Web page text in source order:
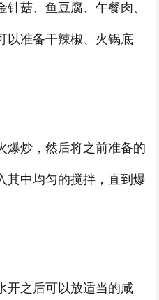
菇、鱼豆腐、午餐肉、
以准备干辣椒、火锅底
爆炒，然后将之前准备的
其中均匀的搅拌，直到爆
开之后可以放适当的咸